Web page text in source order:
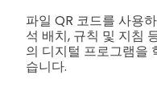
파일 QR 코드를 사용
석 배치, 규칙 및 지침
의 디지털 프로그램을
습니다.